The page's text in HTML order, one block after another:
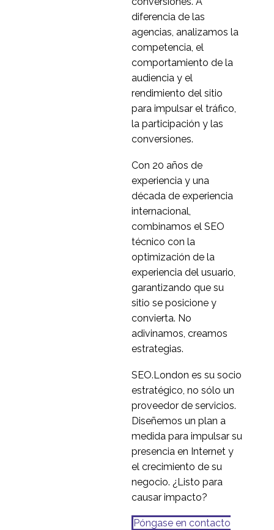
Usabilidad y psicología
0
Optimización de la
conversión: 5 formas
en que la usabilidad
5
El comportamiento de
las aplicaciones
móviles es diferente
0
0
30 de septiembre de
1
15 de octubre de 2013
Pruebas de usabilidad
del viaje hipotecario
0
Pruebas de usabilidad
en los formularios
0
Pruebas de usabilidad
0
diferencia de las
agencias, analizamos la
competencia, el
comportamiento de la
audiencia y el
rendimiento del sitio
para impulsar el tráfico,
la participación y las
conversiones.
Con 20 años de
experiencia y una
década de experiencia
internacional,
combinamos el SEO
técnico con la
optimización de la
experiencia del usuario,
garantizando que su
sitio se posicione y
convierta. No
adivinamos, creamos
estrategias.
SEO.London es su socio
estratégico, no sólo un
proveedor de servicios.
Diseñemos un plan a
medida para impulsar su
presencia en Internet y
el crecimiento de su
negocio. ¿Listo para
causar impacto?
Póngase en contacto